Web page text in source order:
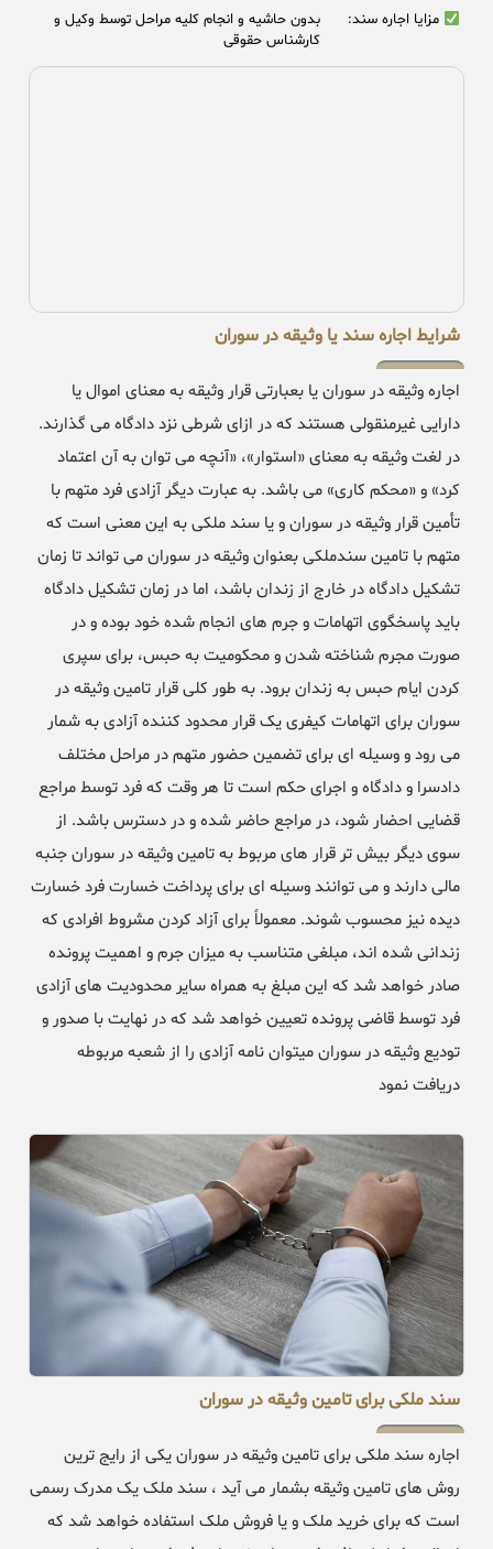
مزایا اجاره سند:
بدون حاشیه و انجام کلیه مراحل توسط وکیل و
کارشناس حقوقی
شرایط اجاره سند یا وثیقه در سوران
اجاره وثیقه در سوران یا بعبارتی قرار وثیقه به معنای اموال یا
دارایی غیرمنقولی هستند که در ازای شرطی نزد دادگاه می گذارند.
در لغت وثیقه به معنای «استوار»، «آنچه می توان به آن اعتماد
کرد» و «محکم کاری» می باشد. به عبارت دیگر آزادی فرد متهم با
تأمین قرار وثیقه در سوران و یا سند ملکی به این معنی است که
متهم با تامین سندملکی بعنوان وثیقه در سوران می تواند تا زمان
تشکیل دادگاه در خارج از زندان باشد، اما در زمان تشکیل دادگاه
باید پاسخگوی اتهامات و جرم های انجام شده خود بوده و در
صورت مجرم شناخته شدن و محکومیت به حبس، برای سپری
کردن ایام حبس به زندان برود. به طور کلی قرار تامین وثیقه در
سوران برای اتهامات کیفری یک قرار محدود کننده آزادی به شمار
می رود و وسیله ای برای تضمین حضور متهم در مراحل مختلف
دادسرا و دادگاه و اجرای حکم است تا هر وقت که فرد توسط مراجع
قضایی احضار شود، در مراجع حاضر شده و در دسترس باشد. از
سوی دیگر بیش تر قرار های مربوط به تامین وثیقه در سوران جنبه
مالی دارند و می توانند وسیله ای برای پرداخت خسارت فرد خسارت
دیده نیز محسوب شوند. معمولاً برای آزاد کردن مشروط افرادی که
زندانی شده اند، مبلغی متناسب به میزان جرم و اهمیت پرونده
صادر خواهد شد که این مبلغ به همراه سایر محدودیت های آزادی
فرد توسط قاضی پرونده تعیین خواهد شد که در نهایت با صدور و
تودیع وثیقه در سوران میتوان نامه آزادی را از شعبه مربوطه
دریافت نمود
سند ملکی برای تامین وثیقه در سوران
اجاره سند ملکی برای تامین وثیقه در سوران یکی از رایج ترین
روش های تامین وثیقه بشمار می آید ، سند ملک یک مدرک رسمی
است که برای خرید ملک و یا فروش ملک استفاده خواهد شد که